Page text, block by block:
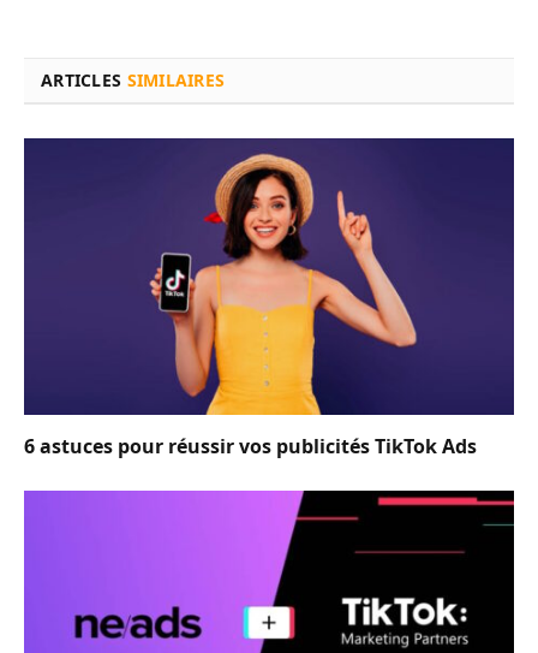
ARTICLES SIMILAIRES
6 astuces pour réussir vos publicités TikTok Ads